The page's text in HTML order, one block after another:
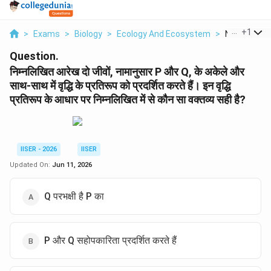
> Exams > Biology > Ecology And Ecosystem > Nimnlikhit
+1
Question.
निम्नलिखित आरेख दो जीवों, नामानुसार P और Q, के अकेले और
साथ-साथ में वृद्धि के प्रतिरूप को प्रदर्शित करते हैं। इन वृद्धि
प्रतिरूप के आधार पर निम्नलिखित में से कौन सा वक्तव्य सही है?
IISER - 2026
IISER
Updated On: Jun 11, 2026
Q परभक्षी है P का
P और Q सहोपकारिता प्रदर्शित करते हैं